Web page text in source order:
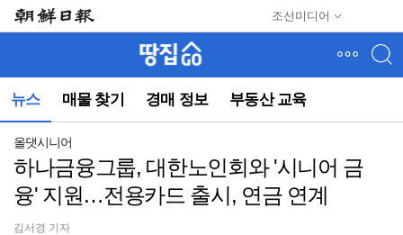
조선미디어
뉴스 매물 찾기 경매 정보 부동산 교육
뉴
(컨
올댓시니어
하나금융그룹, 대한노인회와 '시니어 금
융' 지원…전용카드 출시, 연금 연계
김서경 기자